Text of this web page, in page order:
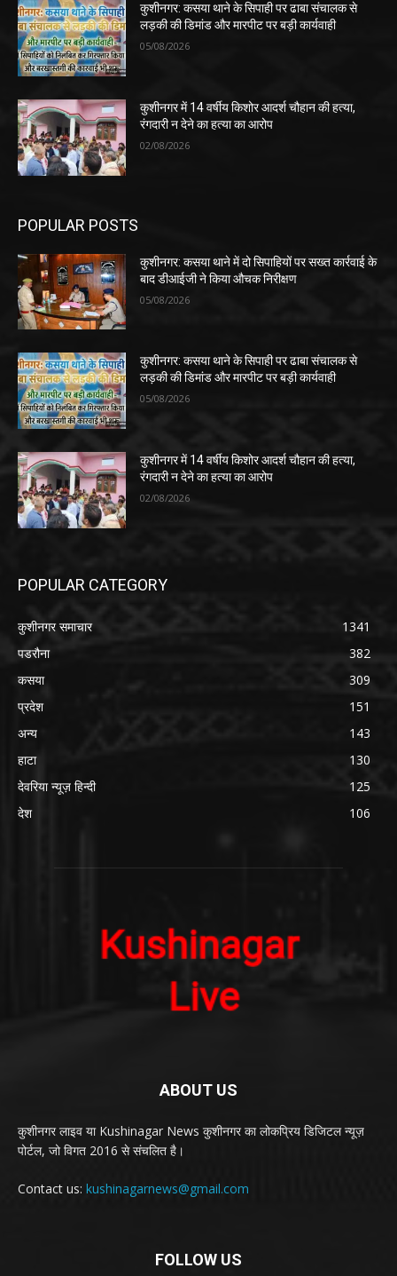
कुशीनगर: कसया थाने के सिपाही पर ढाबा संचालक से
लड़की की डिमांड और मारपीट पर बड़ी कार्यवाही
05/08/2026
कुशीनगर में 14 वर्षीय किशोर आदर्श चौहान की हत्या,
रंगदारी न देने का हत्या का आरोप
02/08/2026
POPULAR POSTS
कुशीनगर: कसया थाने में दो सिपाहियों पर सख्त कार्रवाई के
बाद डीआईजी ने किया औचक निरीक्षण
05/08/2026
कुशीनगर: कसया थाने के सिपाही पर ढाबा संचालक से
लड़की की डिमांड और मारपीट पर बड़ी कार्यवाही
05/08/2026
कुशीनगर में 14 वर्षीय किशोर आदर्श चौहान की हत्या,
रंगदारी न देने का हत्या का आरोप
02/08/2026
POPULAR CATEGORY
कुशीनगर समाचार
1341
पडरौना
382
कसया
309
प्रदेश
151
अन्य
143
हाटा
130
देवरिया न्यूज़ हिन्दी
125
देश
106
ABOUT US
कुशीनगर लाइव या Kushinagar News कुशीनगर का लोकप्रिय डिजिटल न्यूज़
पोर्टल, जो विगत 2016 से संचलित है।
Contact us: kushinagarnews@gmail.com
FOLLOW US